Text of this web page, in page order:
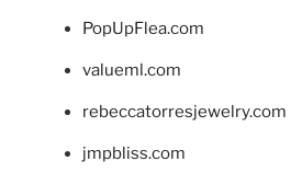
PopUpFlea.com
valueml.com
rebeccatorresjewelry.com
jmpbliss.com